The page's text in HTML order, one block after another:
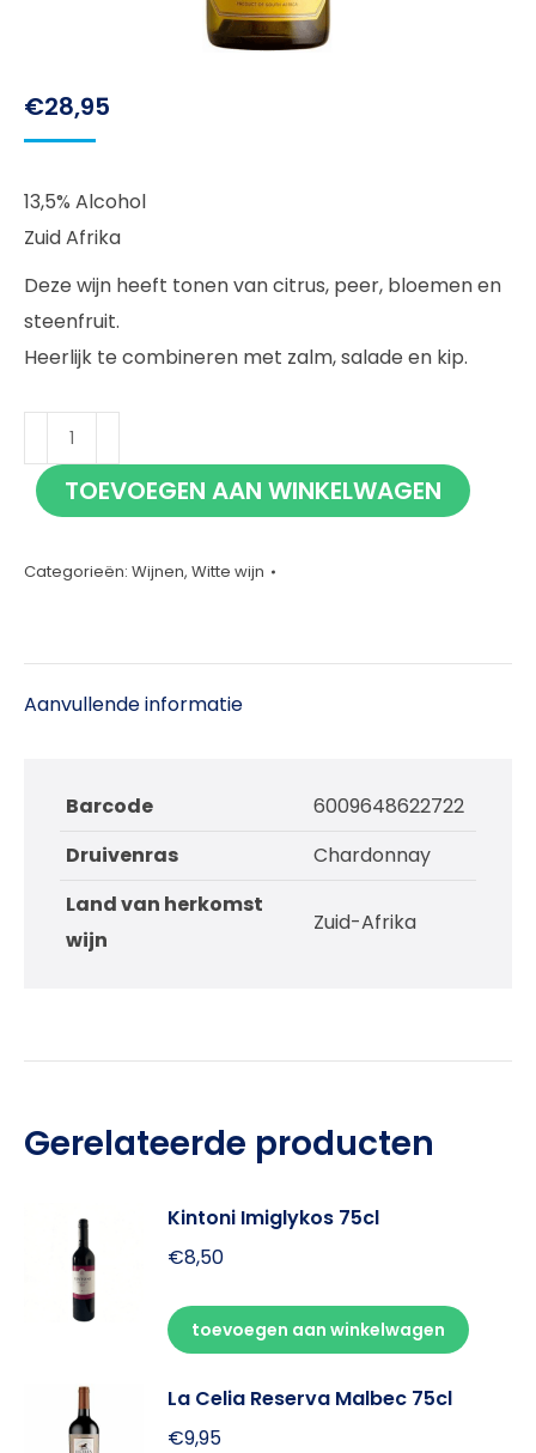
€28,95
13,5% Alcohol
Zuid Afrika
Deze wijn heeft tonen van citrus, peer, bloemen en
steenfruit.
Heerlijk te combineren met zalm, salade en kip.
Meerlust
Chardonnay
75cl TOEVOEGEN AAN WINKELWAGEN
Categorieën: Wijnen, Witte wijn
Aanvullende informatie
Barcode
6009648622722
Druivenras
Chardonnay
Land van herkomst
wijn
Zuid-Afrika
Gerelateerde producten
Kintoni Imiglykos 75cl
€8,50
toevoegen aan winkelwagen
La Celia Reserva Malbec 75cl
€9,95